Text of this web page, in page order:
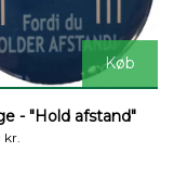
Køb
- "Hold afstand"
kr.